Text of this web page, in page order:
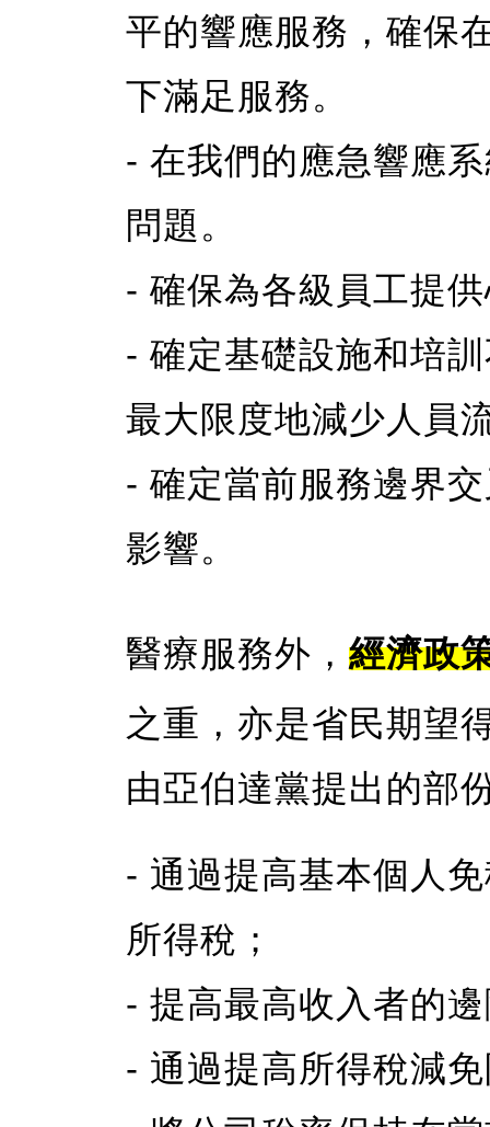
平的響應服務，確保
下滿足服務。
- 在我們的應急響應
問題。
- 確保為各級員工提
- 確定基礎設施和培
最大限度地減少人員
- 確定當前服務邊界
影響。
醫療服務外， 經濟政
之重，亦是省民期望
由亞伯達黨提出的部
- 通過提高基本個人
所得稅；
- 提高最高收入者的
- 通過提高所得稅減